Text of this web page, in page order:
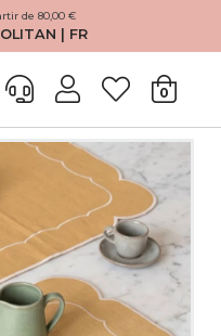
de 80,00 €
| FR
0